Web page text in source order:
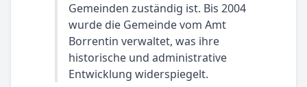
Gemeinden zuständig ist. Bis 2004
wurde die Gemeinde vom Amt
Borrentin verwaltet, was ihre
historische und administrative
Entwicklung widerspiegelt.